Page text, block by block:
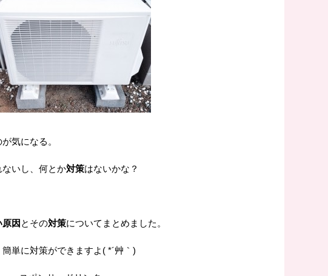
が気になる。
いし、何とか対策はないかな？
因 とその対策についてまとめました。
単に対策ができますよ( *´艸｀)